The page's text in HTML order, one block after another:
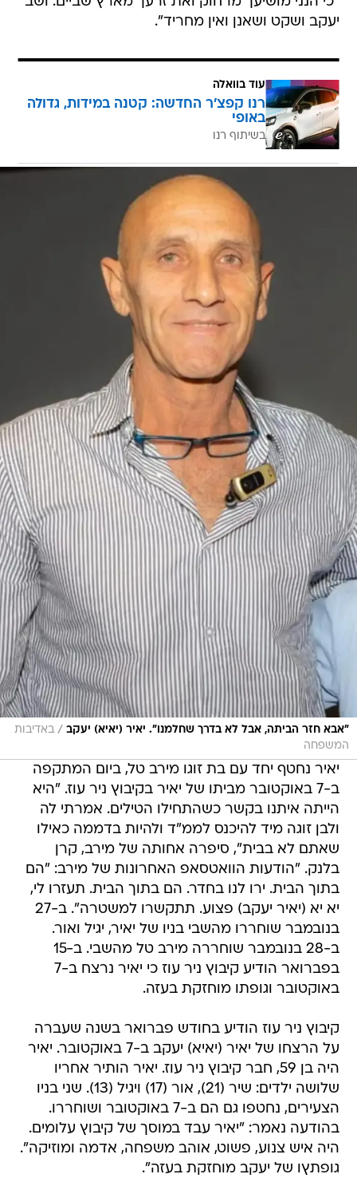
יעקב ושקט ושאנן ואין מחריד".
עוד בוואלה
רנו קפצ'ר החדשה: קטנה במידות, גדולה
באופי
בשיתוף רנו
"אבא חזר הביתה, אבל לא בדרך שחלמנו". יאיר (יאיא) יעקב / באדיבות
המשפחה
יאיר נחטף יחד עם בת זוגו מירב טל, ביום המתקפה
ב-7 באוקטובר מביתו של יאיר בקיבוץ ניר עוז. "היא
הייתה איתנו בקשר כשהתחילו הטילים. אמרתי לה
ולבן זוגה מיד להיכנס לממ"ד ולהיות בדממה כאילו
שאתם לא בבית", סיפרה אחותה של מירב, קרן
בלנק. "הודעות הוואטסאפ האחרונות של מירב: "הם
בתוך הבית. ירו לנו בחדר. הם בתוך הבית. תעזרו לי,
יא יא (יאיר יעקב) פצוע. תתקשרו למשטרה". ב-27
בנובמבר שוחררו מהשבי בניו של יאיר, יגיל ואור.
ב-28 בנובמבר שוחררה מירב טל מהשבי. ב-15
בפברואר הודיע קיבוץ ניר עוז כי יאיר נרצח ב-7
באוקטובר וגופתו מוחזקת בעזה.
קיבוץ ניר עוז הודיע בחודש פברואר בשנה שעברה
על הרצחו של יאיר (יאיא) יעקב ב-7 באוקטובר. יאיר
היה בן 59, חבר קיבוץ ניר עוז. יאיר הותיר אחריו
שלושה ילדים: שיר (21), אור (17) ויגיל (13). שני בניו
הצעירים, נחטפו גם הם ב-7 באוקטובר ושוחררו.
בהודעה נאמר: "יאיר עבד במוסך של קיבוץ עלומים.
היה איש צנוע, פשוט, אוהב משפחה, אדמה ומוזיקה".
גופתץו של יעקב מוחזקת בעזה".